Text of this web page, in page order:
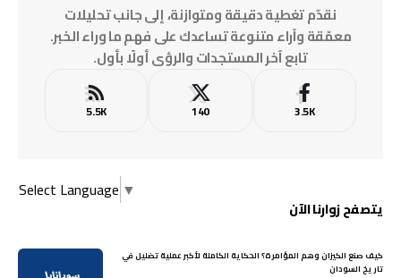
نقدّم تغطية دقيقة ومتوازنة، إلى جانب تحليلات
معمّقة وآراء متنوعة تساعدك على فهم ما وراء الخبر.
تابع آخر المستجدات والرؤى أولًا بأول.
3.5K
140
5.5K
Select Language ▼
يتصفح زوارنا الآن
كيف صنع الكيزان وهم المؤامرة؟ الحكاية الكاملة لأكبر عملية تضليل في
تاريخ السودان